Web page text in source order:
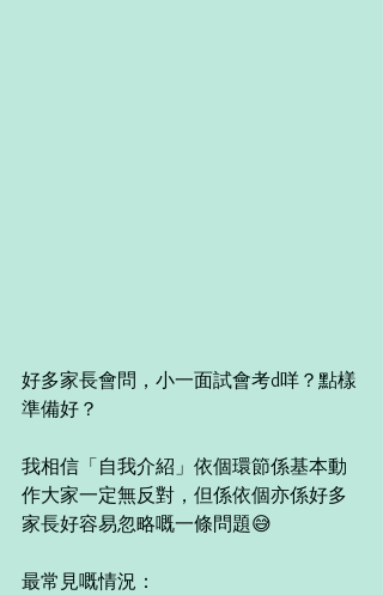
好多家長會問，小一面試會考d咩？點樣
準備好？
我相信「自我介紹」依個環節係基本動
作大家一定無反對，但係依個亦係好多
家長好容易忽略嘅一條問題😅
最常見嘅情況：